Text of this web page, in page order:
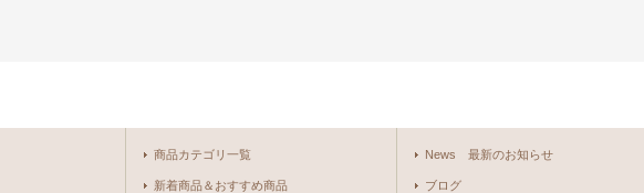
商品カテゴリ一覧
新着商品＆おすすめ商品
News 最新のお知らせ
ブログ